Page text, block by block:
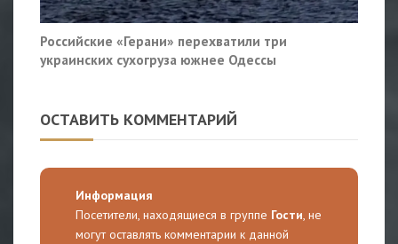
Российские «Герани» перехватили три
украинских сухогруза южнее Одессы
ОСТАВИТЬ КОММЕНТАРИЙ
Информация
Посетители, находящиеся в группе Гости , не
могут оставлять комментарии к данной